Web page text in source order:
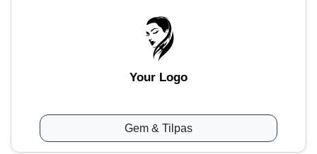
Your Logo
Gem & Tilpas